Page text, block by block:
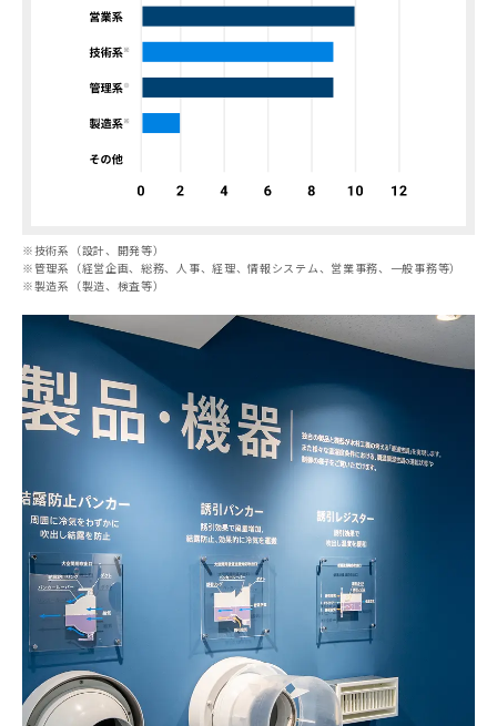
※技術系（設計、開発等）
※管理系（経営企画、総務、人事、経理、情報システム、営業事務、一般事務等）
※製造系（製造、検査等）